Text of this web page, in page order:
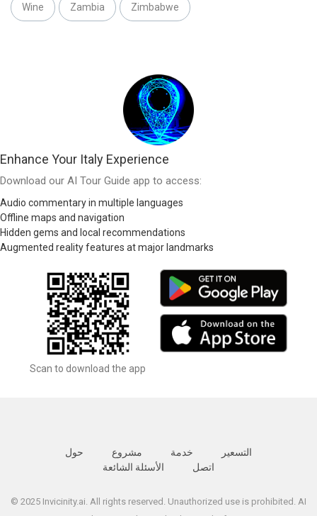
Wine Zambia Zimbabwe
Enhance Your Italy Experience
Download our AI Tour Guide app to access:
Audio commentary in multiple languages
Offline maps and navigation
Hidden gems and local recommendations
Augmented reality features at major landmarks
Scan to download the app
حول مشروع خدمة
التسعير
الأسئلة الشائعة
اتصل
© 2025 Invicinity.ai. All rights reserved. Unauthorized use is prohibited. AI